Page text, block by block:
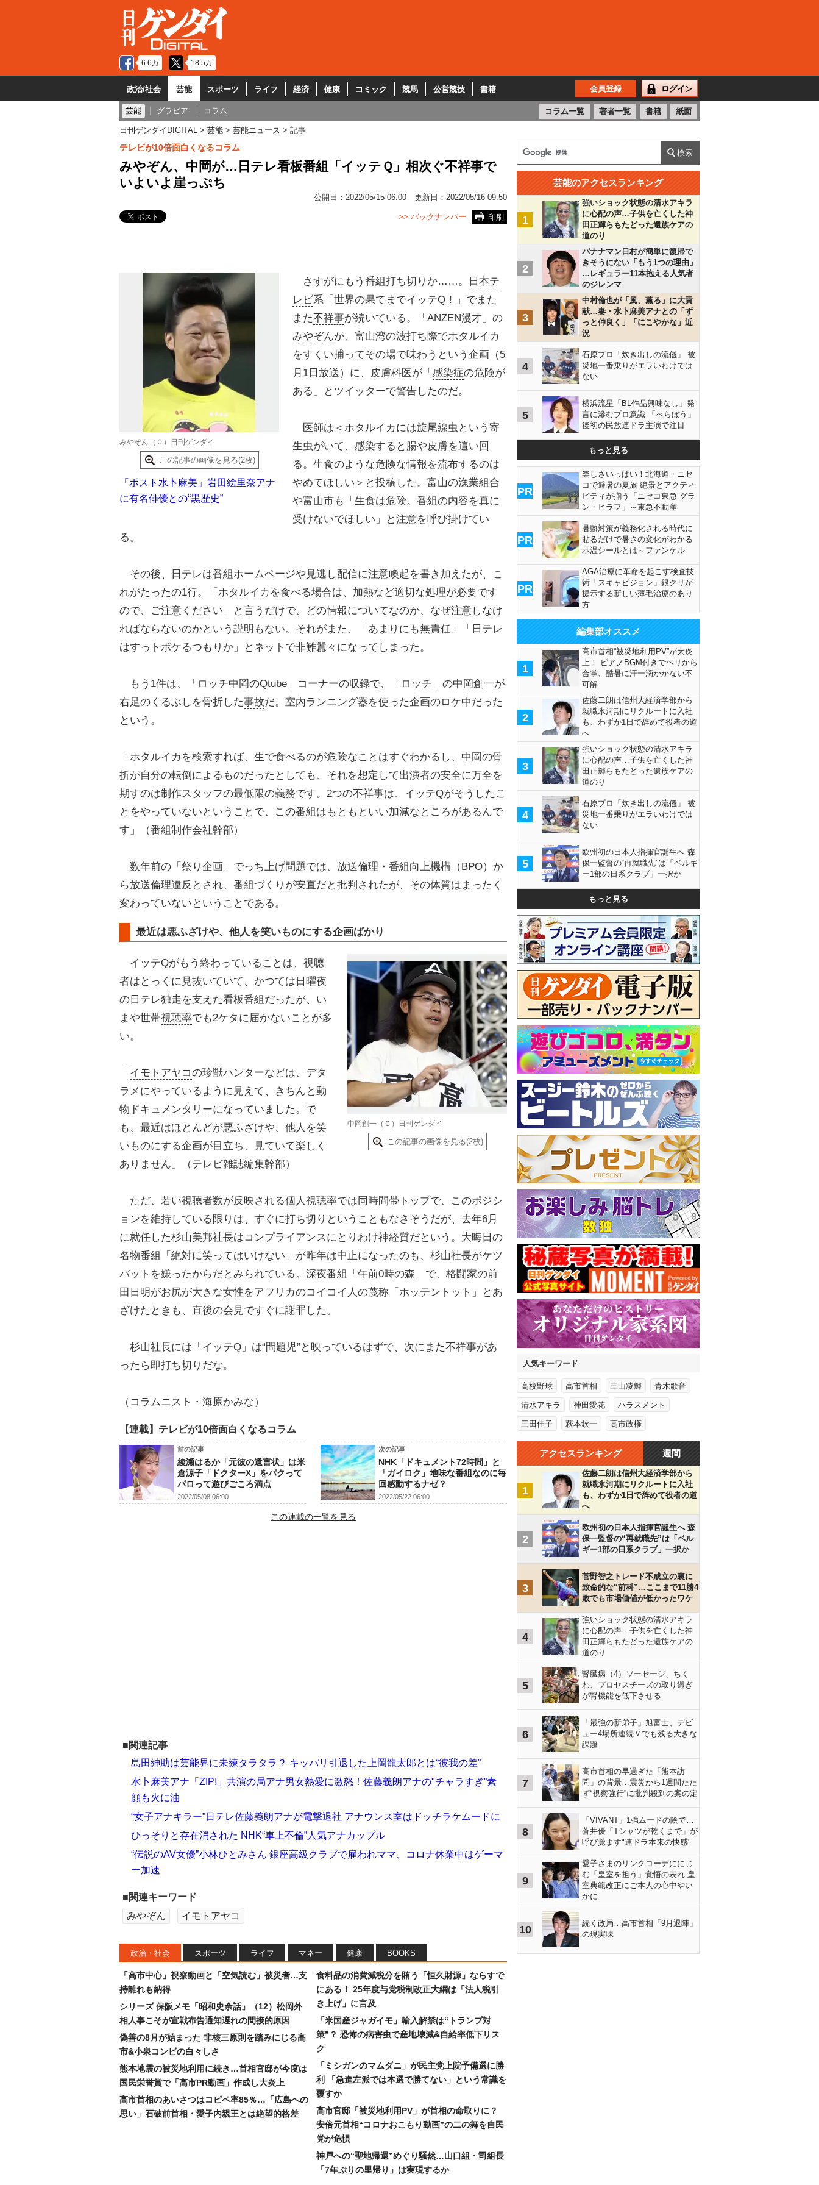
6.6万 18.5万
政治/社会 芸能 スポーツ ライフ 経済 健康 コミック 競馬 公営競技 書籍 会員登録 ログイン
芸能 グラビア コラム コラム一覧 著者一覧 書籍 紙面
日刊ゲンダイDIGITAL 芸能 芸能ニュース 記事
テレビが10倍面白くなるコラム
みやぞん、中岡が…日テレ看板番組「イッテＱ」相次ぐ不祥事で
いよいよ崖っぷち
公開日： 2022/05/15 06:00 更新日： 2022/05/16 09:50
印刷
>> バックナンバー
みやぞん（Ｃ）日刊ゲンダイ
この記事の画像を見る(2枚)
「ポスト水卜麻美」岩田絵里奈アナ
に有名俳優との“黒歴史”
さすがにもう番組打ち切りか……。
日本テ
レビ系「世界の果てまでイッテQ！」でまた
また不祥事が続いている。「ANZEN漫才」の
みやぞんが、富山湾の波打ち際でホタルイカ
をすくい捕ってその場で味わうという企画（5
月1日放送）に、皮膚科医が「 感染症の危険が
ある」とツイッターで警告したのだ。
医師は＜ホタルイカには旋尾線虫という寄
生虫がいて、感染すると腸や皮膚を這い回
る。生食のような危険な情報を流布するのは
やめてほしい＞と投稿した。富山の漁業組合
や富山市も「生食は危険。番組の内容を真に
受けないでほしい」と注意を呼び掛けてい
る。
その後、日テレは番組ホームページや見逃し配信に注意喚起を書き加えたが、こ
れがたったの1行。「ホタルイカを食べる場合は、加熱など適切な処理が必要です
ので、ご注意ください」と言うだけで、どの情報についてなのか、なぜ注意しなけ
ればならないのかという説明もない。それがまた、「あまりにも無責任」「日テレ
はすっトボケるつもりか」とネットで非難囂々になってしまった。
もう1件は、「ロッチ中岡のQtube」コーナーの収録で、「ロッチ」の中岡創一が
右足のくるぶしを骨折した事故だ。室内ランニング器を使った企画のロケ中だった
という。
「ホタルイカを検索すれば、生で食べるのが危険なことはすぐわかるし、中岡の骨
折が自分の転倒によるものだったとしても、それを想定して出演者の安全に万全を
期すのは制作スタッフの最低限の義務です。2つの不祥事は、イッテQがそうしたこ
とをやっていないということで、この番組はもともといい加減なところがあるんで
す」（番組制作会社幹部）
数年前の「祭り企画」でっち上げ問題では、放送倫理・番組向上機構（BPO）か
ら放送倫理違反とされ、番組づくりが安直だと批判されたが、その体質はまったく
変わっていないということである。
最近は悪ふざけや、他人を笑いものにする企画ばかり
中岡創一（Ｃ）日刊ゲンダイ
この記事の画像を見る(2枚)
イッテQがもう終わっていることは、視聴
者はとっくに見抜いていて、かつては日曜夜
の日テレ独走を支えた看板番組だったが、い
まや世帯視聴率でも2ケタに届かないことが多
い。
「 イモトアヤコの珍獣ハンターなどは、デタ
ラメにやっているように見えて、きちんと動
物 ドキュメンタリーになっていました。で
も、最近はほとんどが悪ふざけや、他人を笑
いものにする企画が目立ち、見ていて楽しく
ありません」（テレビ雑誌編集幹部）
ただ、若い視聴者数が反映される個人視聴率では同時間帯トップで、このポジシ
ョンを維持している限りは、すぐに打ち切りということもなさそうだが、去年6月
に就任した杉山美邦社長はコンプライアンスにとりわけ神経質だという。大晦日の
名物番組「絶対に笑ってはいけない」が昨年は中止になったのも、杉山社長がケツ
バットを嫌ったからだとみられている。深夜番組「午前0時の森」で、格闘家の前
田日明がお尻が大きな女性をアフリカのコイコイ人の蔑称「ホッテントット」とあ
ざけたときも、直後の会見ですぐに謝罪した。
杉山社長には「イッテQ」は“問題児”と映っているはずで、次にまた不祥事があ
ったら即打ち切りだな。
（コラムニスト・海原かみな）
【連載】テレビが10倍面白くなるコラム
前の記事
綾瀬はるか「元彼の遺言状」は米
倉涼子「ドクターX」をパクって
パロって遊びごころ満点
2022/05/08 06:00
次の記事
NHK「ドキュメント72時間」と
「ガイロク」地味な番組なのに毎
回感動するナゼ？
2022/05/22 06:00
この連載の一覧を見る
■関連記事
島田紳助は芸能界に未練タラタラ？ キッパリ引退した上岡龍太郎とは“彼我の差”
水卜麻美アナ「ZIP!」共演の局アナ男女熱愛に激怒！佐藤義朗アナの"チャラすぎ”素
顔も火に油
“女子アナキラー”日テレ佐藤義朗アナが電撃退社 アナウンス室はドッチラケムードに
ひっそりと存在消された NHK“車上不倫”人気アナカップル
“伝説のAV女優”小林ひとみさん 銀座高級クラブで雇われママ、コロナ休業中はゲーマ
ー加速
■関連キーワード
みやぞん
イモトアヤコ
政治・社会 スポーツ ライフ マネー 健康 BOOKS
「高市中心」視察動画と「空気読む」被災者…支
持離れも納得
シリーズ 保阪メモ「昭和史余話」（12）松岡外
相人事こそが宣戦布告通知遅れの間接的原因
偽善の8月が始まった 非核三原則を踏みにじる高
市&小泉コンビの白々しさ
熊本地震の被災地利用に続き…首相官邸が今度は
国民栄誉賞で「高市PR動画」作成し大炎上
高市首相のあいさつはコピペ率85％…「広島への
思い」石破前首相・愛子内親王とは絶望的格差
食料品の消費減税分を賄う「恒久財源」ならすで
にある！ 25年度与党税制改正大綱は「法人税引
き上げ」に言及
「米国産ジャガイモ」輸入解禁は“トランプ対
策”？ 恐怖の病害虫で産地壊滅&自給率低下リス
ク
「ミシガンのマムダニ」が民主党上院予備選に勝
利 「急進左派では本選で勝てない」という常識を
覆すか
高市官邸「被災地利用PV」が首相の命取りに？
安倍元首相“コロナおこもり動画”の二の舞を自民
党が危惧
神戸への“聖地帰還”めぐり騒然…山口組・司組長
「7年ぶりの里帰り」は実現するか
芸能のアクセスランキング
1
強いショック状態の清水アキラ
に心配の声…子供を亡くした神
田正輝らもたどった遺族ケアの
道のり
2
バナナマン日村が簡単に復帰で
きそうにない「もう1つの理由」
…レギュラー11本抱える人気者
のジレンマ
3
中村倫也が「風、薫る」に大貢
献…妻・水卜麻美アナとの「ず
っと仲良く」「にこやかな」近
況
4
石原プロ「炊き出しの流儀」 被
災地一番乗りがエラいわけでは
ない
5
横浜流星「BL作品興味なし」発
言に滲むプロ意識 「べらぼう」
後初の民放連ドラ主演で注目
もっと見る
PR
楽しさいっぱい！北海道・ニセ
コで避暑の夏旅 絶景とアクティ
ビティが揃う「ニセコ東急 グラ
ン・ヒラフ」～東急不動産
PR
暑熱対策が義務化される時代に
貼るだけで暑さの変化がわかる
示温シールとは～ファンケル
PR
AGA治療に革命を起こす検査技
術「スキャビジョン」銀クリが
提示する新しい薄毛治療のあり
方
編集部オススメ
1
高市首相“被災地利用PV”が大炎
上！ ピアノBGM付きでヘリから
合掌、酷暑に汗一滴かかない不
可解
2
佐藤二朗は信州大経済学部から
就職氷河期にリクルートに入社
も、わずか1日で辞めて役者の道
へ
3
強いショック状態の清水アキラ
に心配の声…子供を亡くした神
田正輝らもたどった遺族ケアの
道のり
4
石原プロ「炊き出しの流儀」 被
災地一番乗りがエラいわけでは
ない
5
欧州初の日本人指揮官誕生へ 森
保一監督の“再就職先”は「ベルギ
ー1部の日系クラブ」一択か
もっと見る
人気キーワード
高校野球 高市首相 三山凌輝 青木歌音
清水アキラ 神田愛花 ハラスメント
三田佳子 萩本欽一 高市政権
アクセスランキング 週間
1
佐藤二朗は信州大経済学部から
就職氷河期にリクルートに入社
も、わずか1日で辞めて役者の道
へ
2
欧州初の日本人指揮官誕生へ 森
保一監督の“再就職先”は「ベル
ギー1部の日系クラブ」一択か
3
菅野智之トレード不成立の裏に
致命的な“前科”…ここまで11勝4
敗でも市場価値が低かったワケ
4
強いショック状態の清水アキラ
に心配の声…子供を亡くした神
田正輝らもたどった遺族ケアの
道のり
5
腎臓病（4）ソーセージ、ちく
わ、プロセスチーズの取り過ぎ
が腎機能を低下させる
6
「最強の新弟子」旭富士、デビ
ュー4場所連続Ｖでも残る大きな
課題
7
高市首相の早過ぎた「熊本訪
問」の背景…震災から1週間たた
ず“視察強行”に批判殺到の案の定
8
「VIVANT」1強ムードの陰で…
蒼井優「Tシャツが乾くまで」が
呼び覚ます"連ドラ本来の快感"
9
愛子さまのリンクコーデににじ
む「皇室を担う」覚悟の表れ 皇
室典範改正にご本人の心中やい
かに
10
続く政局…高市首相「9月退陣」
の現実味